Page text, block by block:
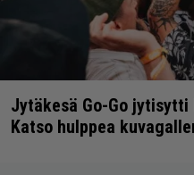
Jytäkesä Go-Go
Katso hulppea